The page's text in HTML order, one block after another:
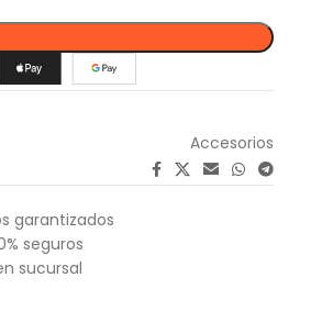
Accesorios
garantizados
seguros
sucursal